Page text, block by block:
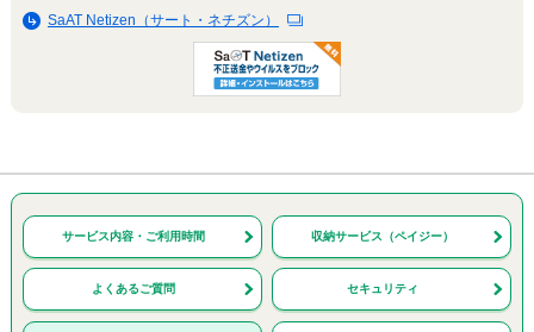
SaAT Netizen（サート・ネチズン）
サービス内容・ご利用時間 収納サービス （ペイジー）
よくあるご質問 セキュリティ